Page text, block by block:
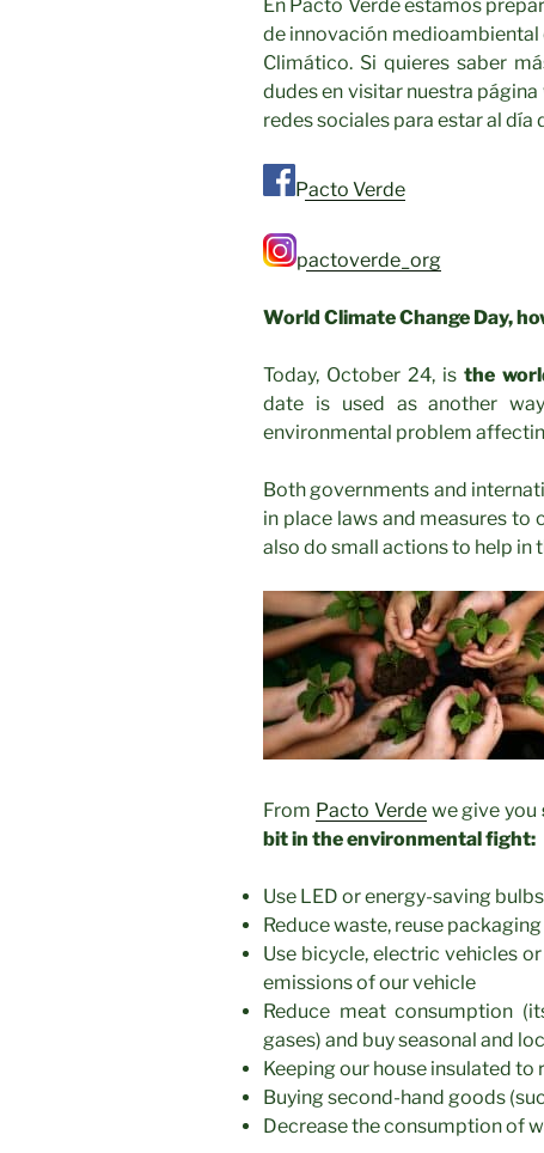
En Pacto Verde estamos
de innovación medioambiental
Climático. Si quieres saber
dudes en visitar nuestra
redes sociales para estar al día
Pacto Verde
pactoverde_org
World Climate Change Day,
Today, October 24, isthe
date is used as another
environmental problem
Both governments and
in place laws and measures to
also do small actions to help in
From Pacto Verdewe give you
bit in the environmental fight:
Use LED or energy-saving bulbs
Reduce waste, reuse
Use bicycle, electric vehicles
emissions of our vehicle
Reduce meat consumption
gases) and buy seasonal and
Keeping our house insulated to
Buying second-hand goods
Decrease the consumption of